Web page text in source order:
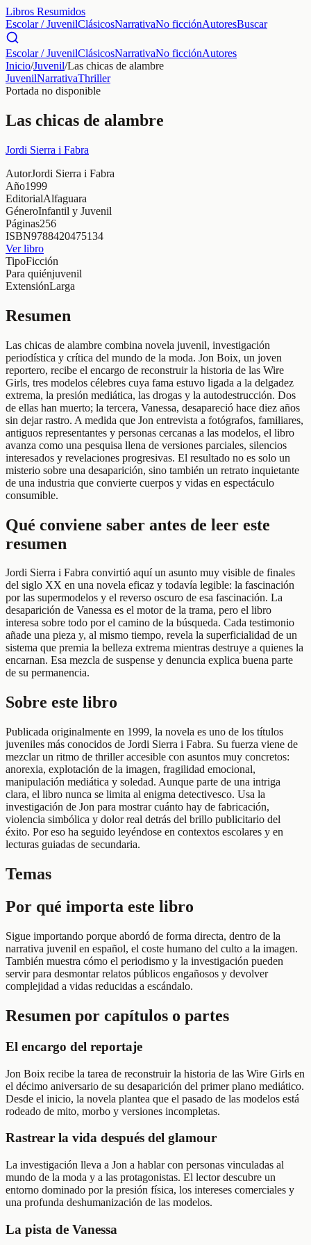
Libros Resumidos
Escolar / JuvenilClásicosNarrativaNo ficciónAutoresBuscar
Escolar / JuvenilClásicosNarrativaNo ficciónAutores
Inicio/Juvenil/Las chicas de alambre
JuvenilNarrativaThriller
Portada no disponible
Las chicas de alambre
Jordi Sierra i Fabra
AutorJordi Sierra i Fabra
Año1999
EditorialAlfaguara
GéneroInfantil y Juvenil
Páginas256
ISBN9788420475134
Ver libro
TipoFicción
Para quiénjuvenil
ExtensiónLarga
Resumen
Las chicas de alambre combina novela juvenil, investigación
periodística y crítica del mundo de la moda. Jon Boix, un joven
reportero, recibe el encargo de reconstruir la historia de las Wire
Girls, tres modelos célebres cuya fama estuvo ligada a la delgadez
extrema, la presión mediática, las drogas y la autodestrucción. Dos
de ellas han muerto; la tercera, Vanessa, desapareció hace diez años
sin dejar rastro. A medida que Jon entrevista a fotógrafos, familiares,
antiguos representantes y personas cercanas a las modelos, el libro
avanza como una pesquisa llena de versiones parciales, silencios
interesados y revelaciones progresivas. El resultado no es solo un
misterio sobre una desaparición, sino también un retrato inquietante
de una industria que convierte cuerpos y vidas en espectáculo
consumible.
Qué conviene saber antes de leer este
resumen
Jordi Sierra i Fabra convirtió aquí un asunto muy visible de finales
del siglo XX en una novela eficaz y todavía legible: la fascinación
por las supermodelos y el reverso oscuro de esa fascinación. La
desaparición de Vanessa es el motor de la trama, pero el libro
interesa sobre todo por el camino de la búsqueda. Cada testimonio
añade una pieza y, al mismo tiempo, revela la superficialidad de un
sistema que premia la belleza extrema mientras destruye a quienes la
encarnan. Esa mezcla de suspense y denuncia explica buena parte
de su permanencia.
Sobre este libro
Publicada originalmente en 1999, la novela es uno de los títulos
juveniles más conocidos de Jordi Sierra i Fabra. Su fuerza viene de
mezclar un ritmo de thriller accesible con asuntos muy concretos:
anorexia, explotación de la imagen, fragilidad emocional,
manipulación mediática y soledad. Aunque parte de una intriga
clara, el libro nunca se limita al enigma detectivesco. Usa la
investigación de Jon para mostrar cuánto hay de fabricación,
violencia simbólica y dolor real detrás del brillo publicitario del
éxito. Por eso ha seguido leyéndose en contextos escolares y en
lecturas guiadas de secundaria.
Temas
Por qué importa este libro
Sigue importando porque abordó de forma directa, dentro de la
narrativa juvenil en español, el coste humano del culto a la imagen.
También muestra cómo el periodismo y la investigación pueden
servir para desmontar relatos públicos engañosos y devolver
complejidad a vidas reducidas a escándalo.
Resumen por capítulos o partes
El encargo del reportaje
Jon Boix recibe la tarea de reconstruir la historia de las Wire Girls en
el décimo aniversario de su desaparición del primer plano mediático.
Desde el inicio, la novela plantea que el pasado de las modelos está
rodeado de mito, morbo y versiones incompletas.
Rastrear la vida después del glamour
La investigación lleva a Jon a hablar con personas vinculadas al
mundo de la moda y a las protagonistas. El lector descubre un
entorno dominado por la presión física, los intereses comerciales y
una profunda deshumanización de las modelos.
La pista de Vanessa